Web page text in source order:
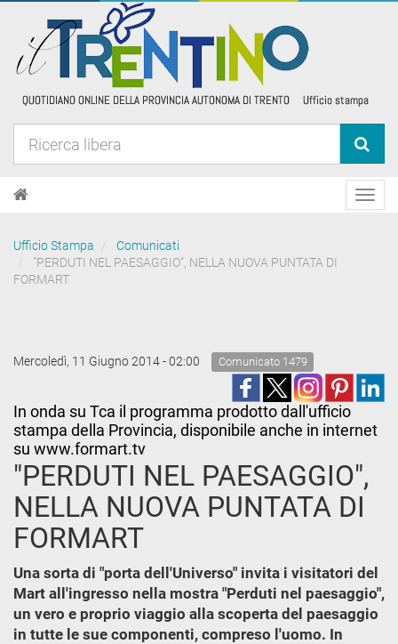
Ufficio Stampa
Comunicati
"PERDUTI NEL PAESAGGIO", NELLA NUOVA PUNTATA DI
FORMART
Mercoledì, 11 Giugno 2014 - 02:00 Comunicato 1479
In onda su Tca il programma prodotto dall'ufficio
stampa della Provincia, disponibile anche in internet
su www.formart.tv
"PERDUTI NEL PAESAGGIO",
NELLA NUOVA PUNTATA DI
FORMART
Una sorta di "porta dell'Universo" invita i visitatori del
Mart all'ingresso nella mostra "Perduti nel paesaggio",
un vero e proprio viaggio alla scoperta del paesaggio
in tutte le sue componenti, compreso l'uomo. In